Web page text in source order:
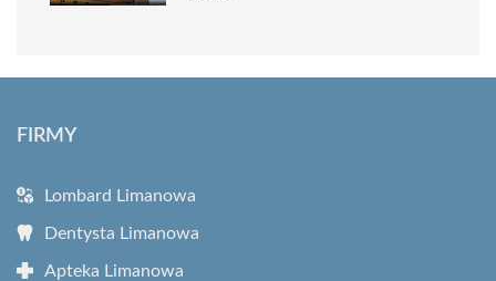
FIRMY
Lombard Limanowa
Dentysta Limanowa
Apteka Limanowa